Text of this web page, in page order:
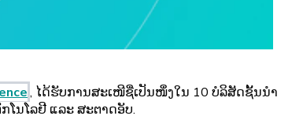
, ໄດ້ຮັບການສະເໜີຊື່ເປັນໜຶ່ງໃນ 10 ບໍລິສັດຊັ້ນນຳ
ໂນໂລຢີ ແລະ ສະຕາດອັບ.